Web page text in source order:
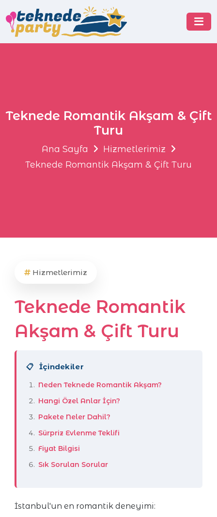
Teknede Romantik Akşam & Çift
Turu
Ana Sayfa
Hizmetlerimiz
Teknede Romantik Akşam & Çift Turu
Hizmetlerimiz
Teknede Romantik
Akşam & Çift Turu
📋 İçindekiler
Neden Teknede Romantik Akşam?
Hangi Özel Anlar İçin?
Pakete Neler Dahil?
Sürpriz Evlenme Teklifi
Fiyat Bilgisi
Sık Sorulan Sorular
İstanbul'un en romantik deneyimi: